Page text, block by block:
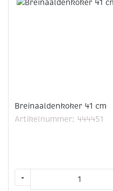
cm
Breinaaldenkoker 41 cm
Artikelnummer: 444451
-
41